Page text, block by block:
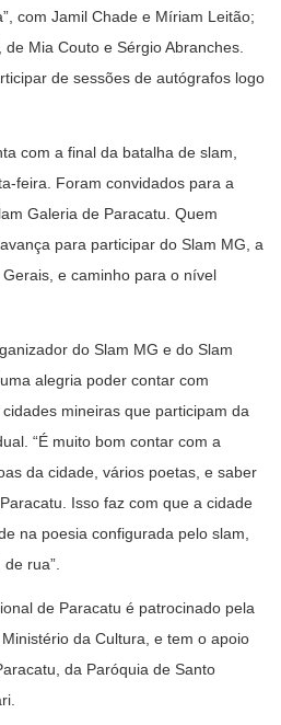
com Jamil Chade e Míriam Leitão;
de Mia Couto e Sérgio Abranches.
de sessões de autógrafos logo
com a final da batalha de slam,
feira. Foram convidados para a
Galeria de Paracatu. Quem
para participar do Slam MG, a
e caminho para o nível
do Slam MG e do Slam
alegria poder contar com
mineiras que participam da
“É muito bom contar com a
da cidade, vários poetas, e saber
Isso faz com que a cidade
na poesia configurada pelo slam,
rua”.
de Paracatu é patrocinado pela
da Cultura, e tem o apoio
da Paróquia de Santo